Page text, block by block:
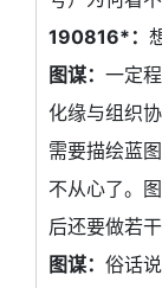
190816*：
图谋： 一定
化缘与组织
需要描绘蓝
不从心了。
后还要做若
图谋： 俗话